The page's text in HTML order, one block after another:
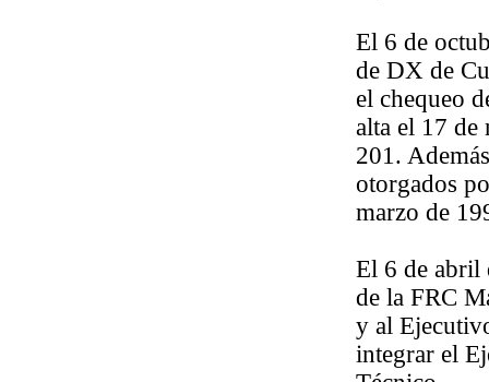
El 6 de
de DX de
el chequeo
alta el 17
201.
otorgados
marzo de
El 6 de abril
de la FRC
y al
integrar el